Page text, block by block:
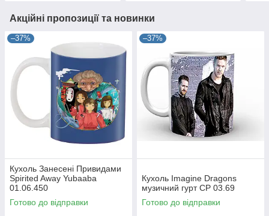
Акційні пропозиції та новинки
–37%
Кухоль Занесені Привидами
Spirited Away Yubaaba
01.06.450
Готово до відправки
–37%
Кухоль Imagine Dragons
музичний гурт CP 03.69
Готово до відправки